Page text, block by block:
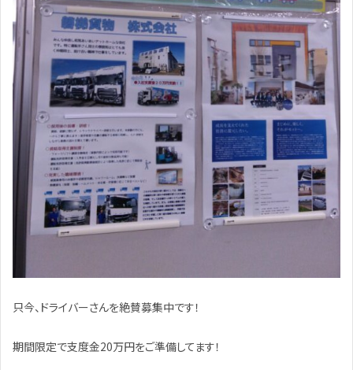
只今、ドライバーさんを絶賛募集中です！
期間限定で支度金20万円をご準備してます！